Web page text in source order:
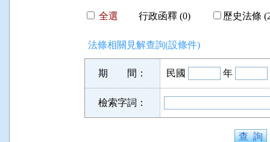
全選 行政函釋 (0) 歷史法條
法條相關見解查詢(設條件)
期 間： 民國 年
檢索字詞：